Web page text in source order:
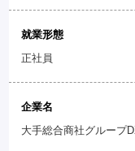
就業形態
正社員
企業名
大手総合商社グループ